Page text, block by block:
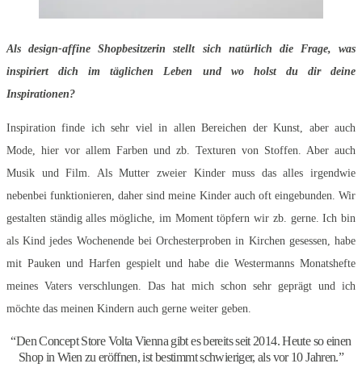
Als design-affine Shopbesitzerin stellt sich natürlich die Frage, was
inspiriert dich im täglichen Leben und wo holst du dir deine
Inspirationen?
Inspiration finde ich sehr viel in allen Bereichen der Kunst, aber auch
Mode, hier vor allem Farben und zb. Texturen von Stoffen. Aber auch
Musik und Film. Als Mutter zweier Kinder muss das alles irgendwie
nebenbei funktionieren, daher sind meine Kinder auch oft eingebunden. Wir
gestalten ständig alles mögliche, im Moment töpfern wir zb. gerne. Ich bin
als Kind jedes Wochenende bei Orchesterproben in Kirchen gesessen, habe
mit Pauken und Harfen gespielt und habe die Westermanns Monatshefte
meines Vaters verschlungen. Das hat mich schon sehr geprägt und ich
möchte das meinen Kindern auch gerne weiter geben.
“Den Concept Store Volta Vienna gibt es bereits seit 2014. Heute so einen
Shop in Wien zu eröffnen, ist bestimmt schwieriger, als vor 10 Jahren.”